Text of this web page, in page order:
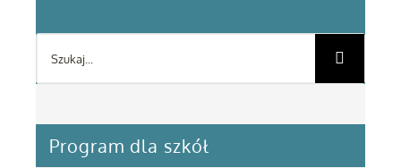
Program dla szkół